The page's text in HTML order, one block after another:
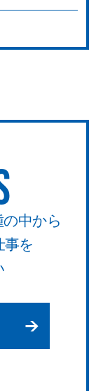
中から
を